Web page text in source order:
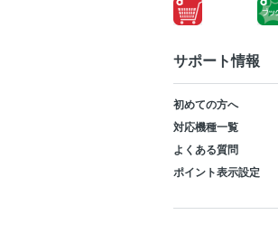
サポート情報
初めての方へ
対応機種一覧
よくある質問
ポイント表示設定